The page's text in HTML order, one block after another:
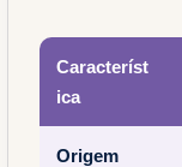
Característ
ica
Origem